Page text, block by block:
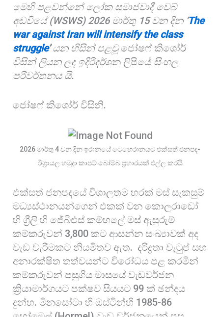
b
o
o
k
t
s
A
p
p
h
a
r
e
මෙහි පළවන්නේ ලෝක සමාජවාදී වෙබ්
අඩවියේ (WSWS) 2026 මාර්තු 15 වන දින ‘The
war against Iran will intensifytheclass
struggle’යන හිසින් පළවූජෝෂෆ් කිශෝර්
විසින් ලියන ලද ඉදිරිදර්ශන ලිපියේ සිංහල
පරිවර්තනය යි.
ජෝෂෆ් කිශෝර් විසිනි.
2026 මාර්තු 4 වන දින ඉරානයේ ටෙහෙරානයට එක්සත් ජනපද-
ඊශ්‍රායල හමුදා කාපට් බෝම්බ ප්‍රහාරයක් එල්ල කරයි
එක්සත් ජනපදයේ විශාලතම හරක් මස් සැකසුම්
මධ්‍යස්‌ථානයන්ගෙන් එකක් වන කොලරාඩෝ
හි ග්‍රීලි හි ජේබීඑස් කම්හලේ මස් ඇසුරුම්
කම්කරුවන් 3,800 කට ආසන්න සංඛ්‍යාවක් අද
වැඩ වැරීමකට නියමිතව ඇත. දරිද්‍රතා වැටුප් සහ
අනාරක්ෂිත තත්වයන්ට විරෝධය පළ කරමින්
කම්කරුවන් පසුගිය මාසයේ වැඩවර්ජන
ක්‍රියාමාර්ගයට පක්ෂව සියයට 99 ක් ඡන්දය
දුන්හ. මිනසෝටා හි ඔස්ටින්හි 1985-86